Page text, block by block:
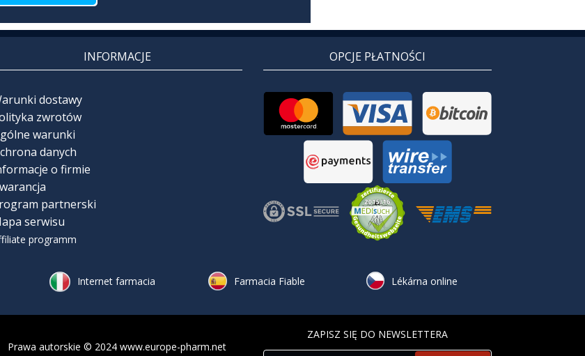
INFORMACJE
dostawy
zwrotów
warunki
danych
o firmie
partnerski
serwisu
programm
OPCJE PŁATNOŚCI
Internet farmacia Farmacia Fiable Lékárna online
Prawa autorskie © 2024 www.europe-pharm.net
ZAPISZ SIĘ DO NEWSLETTERA